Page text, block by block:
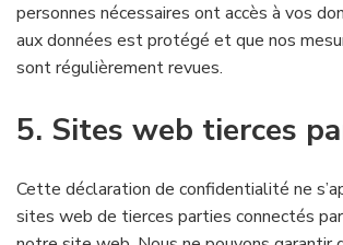
personnes nécessaires ont accès à vos
aux données est protégé et que nos
sont régulièrement revues.
5. Sites web tierces
Cette déclaration de confidentialité ne
sites web de tierces parties connectés